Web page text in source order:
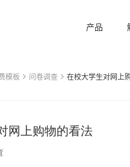
产品
模板 问卷调查 在校大学生对网上